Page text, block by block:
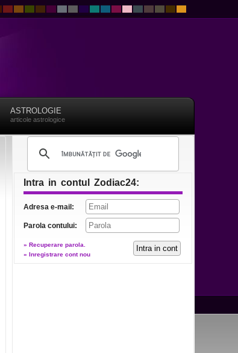
ASTROLOGIE
articole astrologice
Intra in contul Zodiac24:
Adresa e-mail:
Parola contului:
» Recuperare parola.
» Inregistrare cont nou